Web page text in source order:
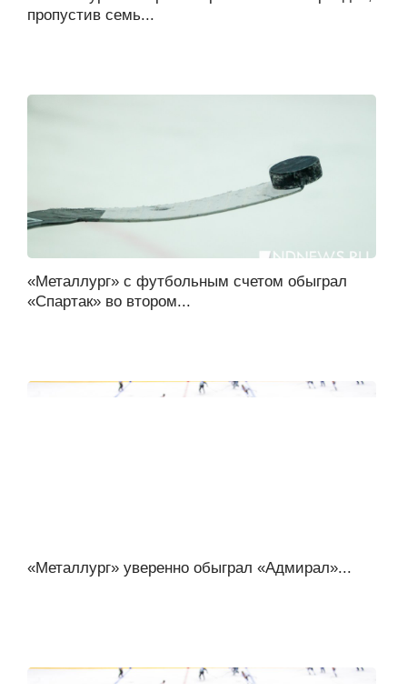
пропустив семь...
«Металлург» с футбольным счетом обыграл
«Спартак» во втором...
«Металлург» уверенно обыграл «Адмирал»...